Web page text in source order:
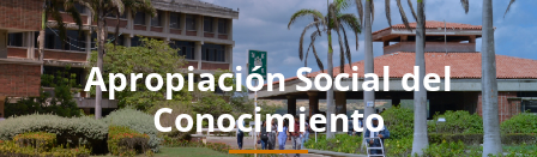
Apropiación Social del
Conocimiento